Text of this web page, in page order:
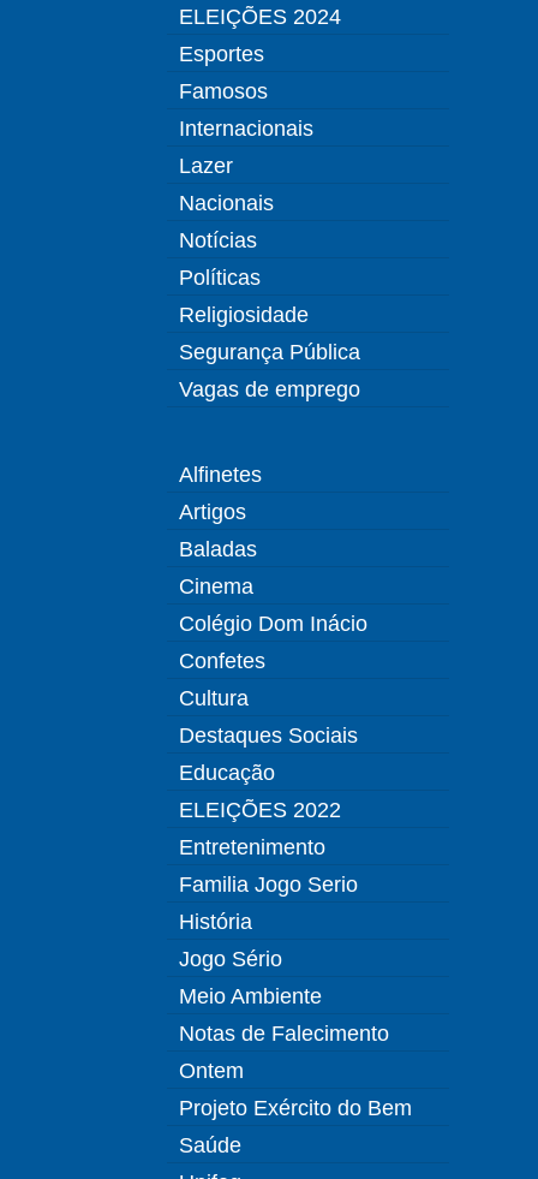
ELEIÇÕES 2024
Esportes
Famosos
Internacionais
Lazer
Nacionais
Notícias
Políticas
Religiosidade
Segurança Pública
Vagas de emprego
Alfinetes
Artigos
Baladas
Cinema
Colégio Dom Inácio
Confetes
Cultura
Destaques Sociais
Educação
ELEIÇÕES 2022
Entretenimento
Familia Jogo Serio
História
Jogo Sério
Meio Ambiente
Notas de Falecimento
Ontem
Projeto Exército do Bem
Saúde